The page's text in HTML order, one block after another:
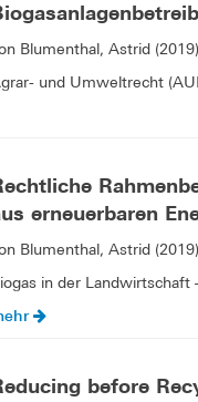
Blumenthal, Astrid (2019)
und Umweltrecht
erneuerbaren
Blumenthal, Astrid (2019)
in der Landwirtschaft
before